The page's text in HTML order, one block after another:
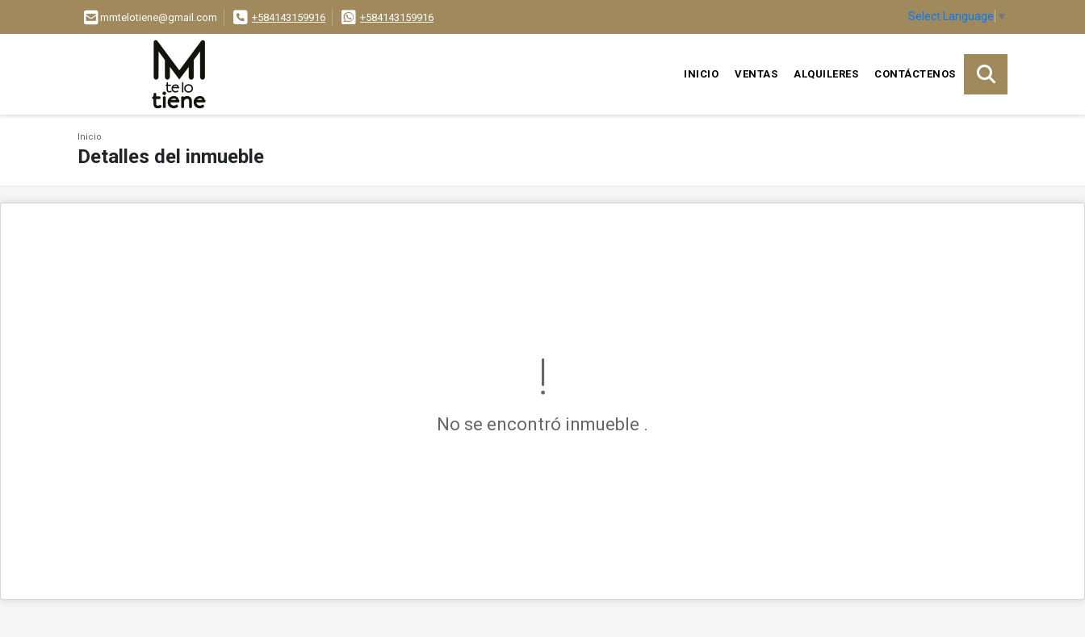
mmtelotiene@gmail.com +584143159916 +584143159916 Select Language ▼
INICIO VENTAS ALQUILERES CONTÁCTENOS
Inicio
Detalles del inmueble
No se encontró inmueble .